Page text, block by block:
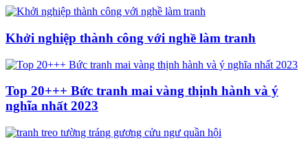
Khởi nghiệp thành công với nghề làm tranh
Top 20+++ Bức tranh mai vàng thịnh hành và ý
nghĩa nhất 2023